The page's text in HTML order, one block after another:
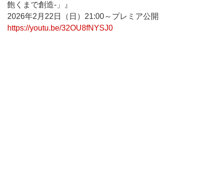
飽くまで創造-」』
2026年2月22日（日）21:00～プレミア公開
https://youtu.be/32OU8fNYSJ0